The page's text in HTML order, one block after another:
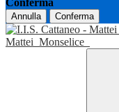
Conferma
Annulla Conferma
Mattei Monselice